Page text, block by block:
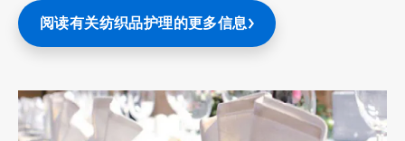
阅读有关纺织品护理的更多信息